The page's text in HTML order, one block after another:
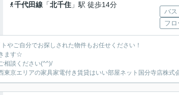
千代田線 「北千住 」駅 徒歩14分
バス
フ
やご自分でお探しされた物件もお任せください！
ます☆
相談ください(^^)/
東京エリアの家具家電付き賃貸はいい部屋ネット国分寺店株式